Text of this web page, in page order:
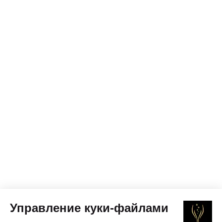
Управление куки-файлами